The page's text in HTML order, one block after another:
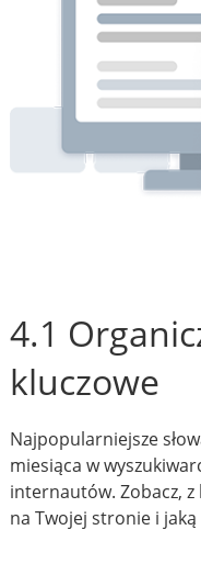
4.1
kluczowe
Najpopularniejsze
miesiąca w
internautów. Zobacz,
na Twojej stronie i